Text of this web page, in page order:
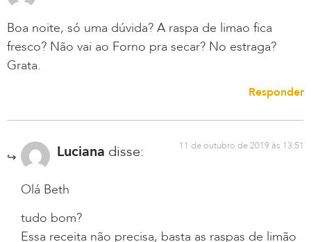
Boa noite, só uma dúvida? A raspa de limao fica
fresco? Não vai ao Forno pra secar? No estraga?
Grata.
Responder
Luciana disse: 11 de outubro de 2019 às 13:51
Olá Beth
tudo bom?
Essa receita não precisa, basta as raspas de limão